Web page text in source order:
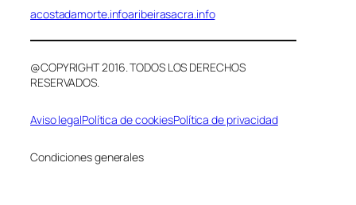
acostadamorte.infoaribeirasacra.info
@COPYRIGHT 2016. TODOS LOS DERECHOS
RESERVADOS.
Aviso legalPolítica de cookiesPolítica de privacidad
Condiciones generales